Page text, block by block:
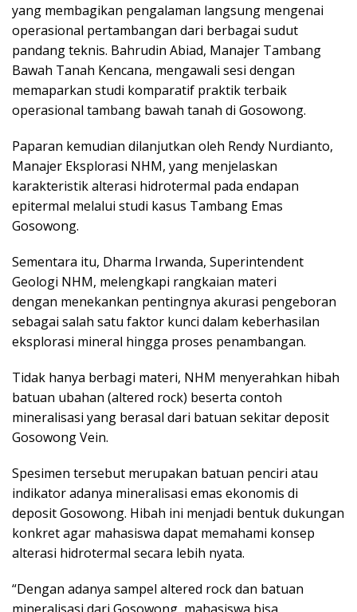
yang membagikan pengalaman langsung mengenai
operasional pertambangan dari berbagai sudut
pandang teknis. Bahrudin Abiad, Manajer Tambang
Bawah Tanah Kencana, mengawali sesi dengan
memaparkan studi komparatif praktik terbaik
operasional tambang bawah tanah di Gosowong.
Paparan kemudian dilanjutkan oleh Rendy Nurdianto,
Manajer Eksplorasi NHM, yang menjelaskan
karakteristik alterasi hidrotermal pada endapan
epitermal melalui studi kasus Tambang Emas
Gosowong.
Sementara itu, Dharma Irwanda, Superintendent
Geologi NHM, melengkapi rangkaian materi
dengan menekankan pentingnya akurasi pengeboran
sebagai salah satu faktor kunci dalam keberhasilan
eksplorasi mineral hingga proses penambangan.
Tidak hanya berbagi materi, NHM menyerahkan hibah
batuan ubahan (altered rock) beserta contoh
mineralisasi yang berasal dari batuan sekitar deposit
Gosowong Vein.
Spesimen tersebut merupakan batuan penciri atau
indikator adanya mineralisasi emas ekonomis di
deposit Gosowong. Hibah ini menjadi bentuk dukungan
konkret agar mahasiswa dapat memahami konsep
alterasi hidrotermal secara lebih nyata.
“Dengan adanya sampel altered rock dan batuan